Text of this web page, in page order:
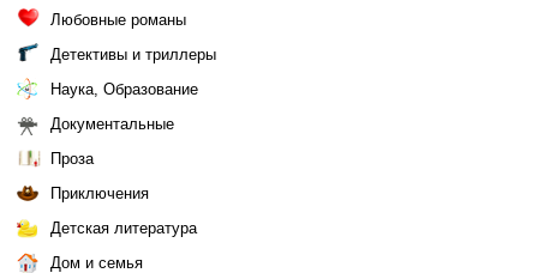
Любовные романы
Детективы и триллеры
Наука, Образование
Документальные
Проза
Приключения
Детская литература
Дом и семья